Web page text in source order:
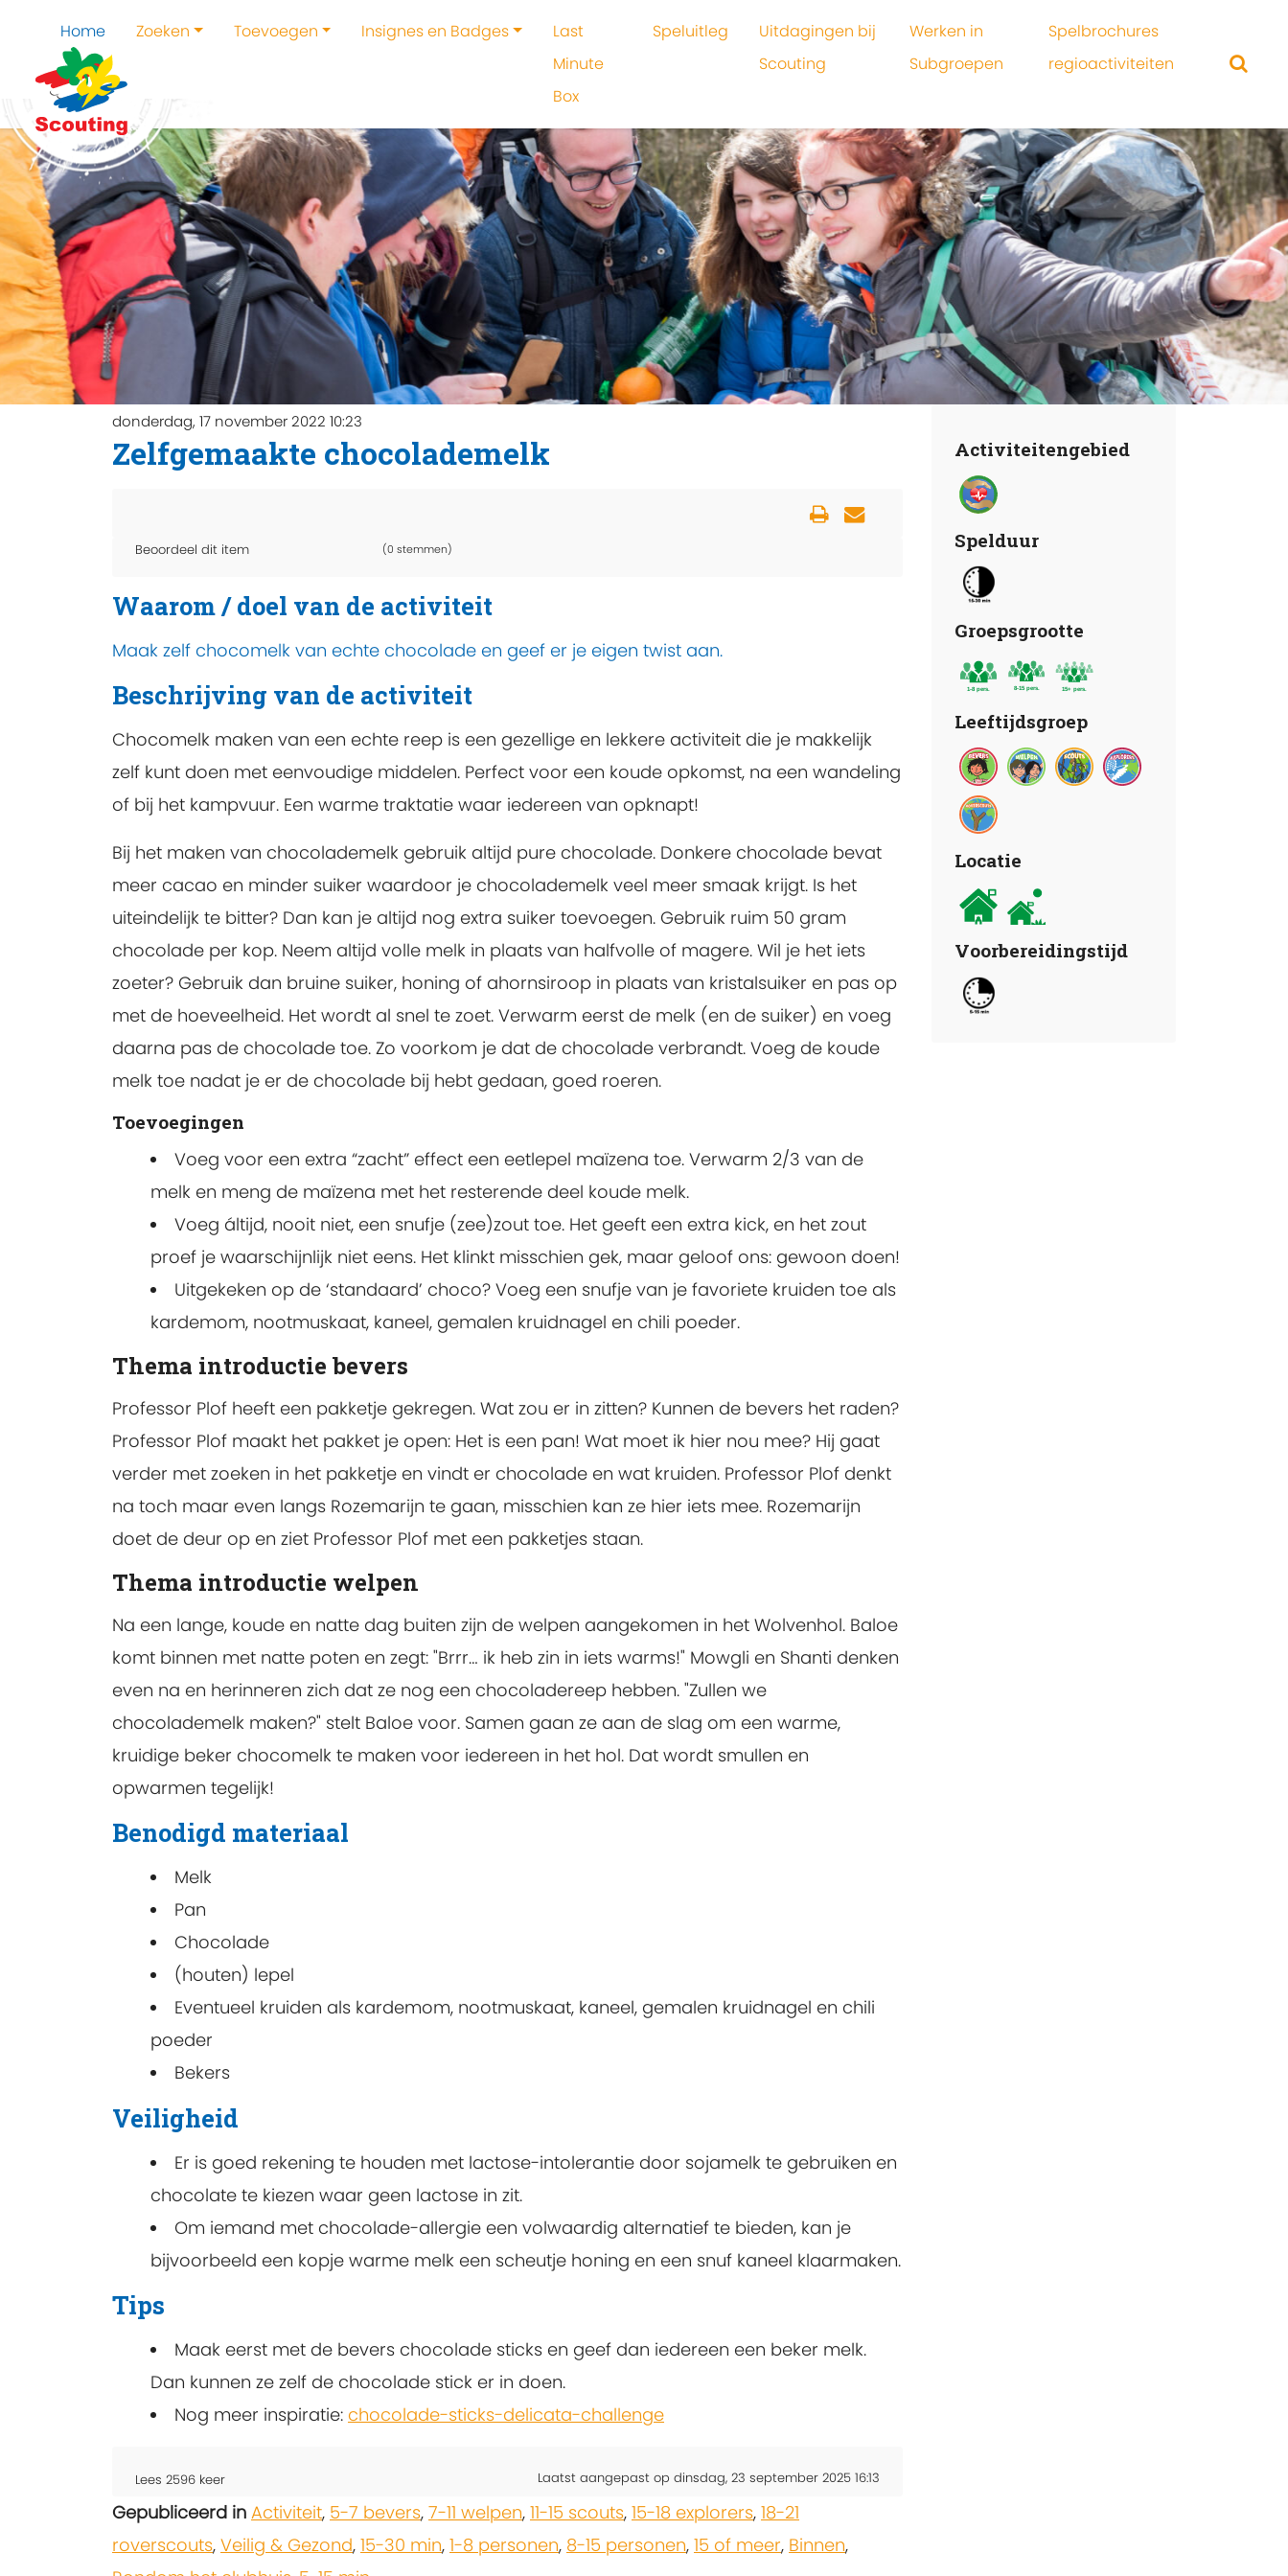
Home Zoeken Toevoegen Insignes en Badges
Last
Minute
Box
Speluitleg
Uitdagingen bij
Scouting
Werken in
Subgroepen
Spelbrochures
regioactiviteiten
donderdag, 17 november 2022 10:23
Zelfgemaakte chocolademelk
Beoordeel dit item (0 stemmen)
Waarom / doel van de activiteit
Maak zelf chocomelk van echte chocolade en geef er je eigen twist aan.
Beschrijving van de activiteit
Chocomelk maken van een echte reep is een gezellige en lekkere activiteit die je makkelijk
zelf kunt doen met eenvoudige middelen. Perfect voor een koude opkomst, na een wandeling
of bij het kampvuur. Een warme traktatie waar iedereen van opknapt!
Bij het maken van chocolademelk gebruik altijd pure chocolade. Donkere chocolade bevat
meer cacao en minder suiker waardoor je chocolademelk veel meer smaak krijgt. Is het
uiteindelijk te bitter? Dan kan je altijd nog extra suiker toevoegen. Gebruik ruim 50 gram
chocolade per kop. Neem altijd volle melk in plaats van halfvolle of magere. Wil je het iets
zoeter? Gebruik dan bruine suiker, honing of ahornsiroop in plaats van kristalsuiker en pas op
met de hoeveelheid. Het wordt al snel te zoet. Verwarm eerst de melk (en de suiker) en voeg
daarna pas de chocolade toe. Zo voorkom je dat de chocolade verbrandt. Voeg de koude
melk toe nadat je er de chocolade bij hebt gedaan, goed roeren.
Toevoegingen
Voeg voor een extra “zacht” effect een eetlepel maïzena toe. Verwarm 2/3 van de
melk en meng de maïzena met het resterende deel koude melk.
Voeg áltijd, nooit niet, een snufje (zee)zout toe. Het geeft een extra kick, en het zout
proef je waarschijnlijk niet eens. Het klinkt misschien gek, maar geloof ons: gewoon doen!
Uitgekeken op de ‘standaard’ choco? Voeg een snufje van je favoriete kruiden toe als
kardemom, nootmuskaat, kaneel, gemalen kruidnagel en chili poeder.
Thema introductie bevers
Professor Plof heeft een pakketje gekregen. Wat zou er in zitten? Kunnen de bevers het raden?
Professor Plof maakt het pakket je open: Het is een pan! Wat moet ik hier nou mee? Hij gaat
verder met zoeken in het pakketje en vindt er chocolade en wat kruiden. Professor Plof denkt
na toch maar even langs Rozemarijn te gaan, misschien kan ze hier iets mee. Rozemarijn
doet de deur op en ziet Professor Plof met een pakketjes staan.
Thema introductie welpen
Na een lange, koude en natte dag buiten zijn de welpen aangekomen in het Wolvenhol. Baloe
komt binnen met natte poten en zegt: "Brrr… ik heb zin in iets warms!" Mowgli en Shanti denken
even na en herinneren zich dat ze nog een chocoladereep hebben. "Zullen we
chocolademelk maken?" stelt Baloe voor. Samen gaan ze aan de slag om een warme,
kruidige beker chocomelk te maken voor iedereen in het hol. Dat wordt smullen en
opwarmen tegelijk!
Benodigd materiaal
Melk
Pan
Chocolade
(houten) lepel
Eventueel kruiden als kardemom, nootmuskaat, kaneel, gemalen kruidnagel en chili
poeder
Bekers
Veiligheid
Er is goed rekening te houden met lactose-intolerantie door sojamelk te gebruiken en
chocolate te kiezen waar geen lactose in zit.
Om iemand met chocolade-allergie een volwaardig alternatief te bieden, kan je
bijvoorbeeld een kopje warme melk een scheutje honing en een snuf kaneel klaarmaken.
Tips
Maak eerst met de bevers chocolade sticks en geef dan iedereen een beker melk.
Dan kunnen ze zelf de chocolade stick er in doen.
Nog meer inspiratie: chocolade-sticks-delicata-challenge
Lees 2596 keer Laatst aangepast op dinsdag, 23 september 2025 16:13
Gepubliceerd in Activiteit, 5-7 bevers, 7-11 welpen, 11-15 scouts, 15-18 explorers, 18-21
roverscouts, Veilig & Gezond, 15-30 min, 1-8 personen, 8-15 personen, 15 of meer, Binnen,
Activiteitengebied
Spelduur
Groepsgrootte
Leeftijdsgroep
Locatie
Voorbereidingstijd